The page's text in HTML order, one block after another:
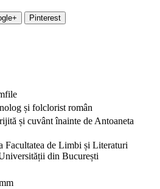
Pinterest
și folclorist român
și cuvânt înainte de Antoaneta
Facultatea de Limbi și Literaturi
din București